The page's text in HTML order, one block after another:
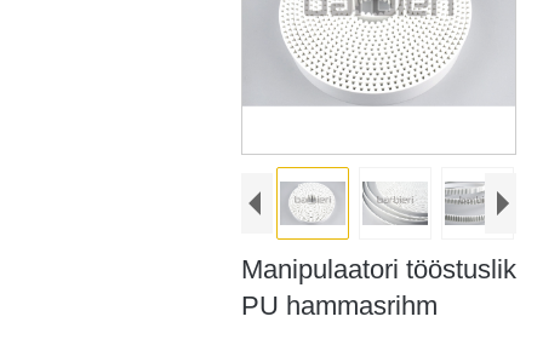
Manipulaatori tööstuslik
PU hammasrihm